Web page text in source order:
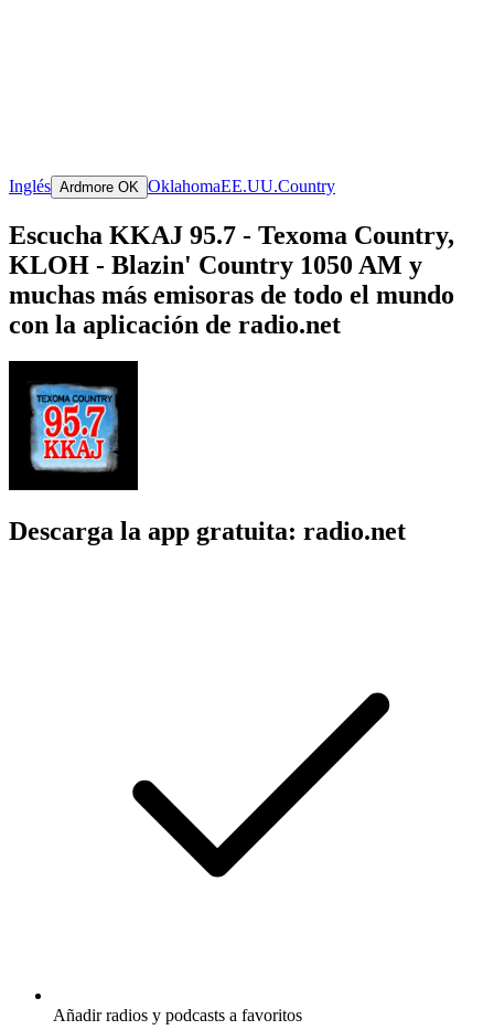
Inglés Ardmore OK OklahomaEE.UU.Country
Escucha KKAJ 95.7 - Texoma Country,
KLOH - Blazin' Country 1050 AM y
muchas más emisoras de todo el mundo
con la aplicación de radio.net
Descarga la app gratuita: radio.net
Añadir radios y podcasts a favoritos